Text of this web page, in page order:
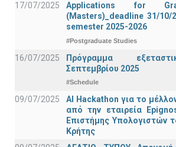
17/07/2025
Applications for
(Masters)_deadline 31/
semester 2025-2026
#Postgraduate Studies
16/07/2025
Πρόγραμμα
Σεπτεμβρίου 2025
#Schedule
09/07/2025
AI Hackathon για το
από την εταιρεία
Επιστήμης Υπολογιστών
Κρήτης